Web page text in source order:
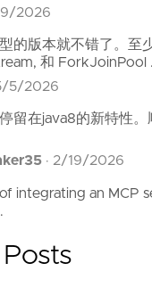
2026
的版本就不错了。至
和 ForkJoinPool
5/2026
留在java8的新特性
· 2/19/2026
integrating an MCP